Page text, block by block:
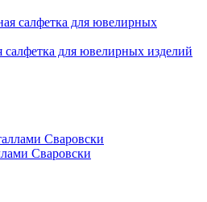
салфетка для ювелирных изделий
Сваровски